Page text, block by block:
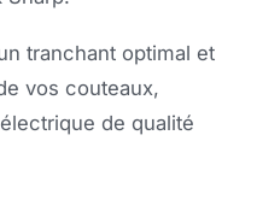
tranchant optimal et
vos couteaux,
de qualité